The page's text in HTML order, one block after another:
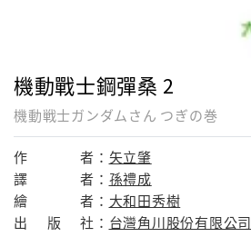
機動戰士鋼彈桑 2
機動戦士ガンダムさん つぎの巻
作 者： 矢立肇
譯
者： 孫禮成
繪
者： 大和田秀樹
出
版 社： 台灣角川股份有限公司